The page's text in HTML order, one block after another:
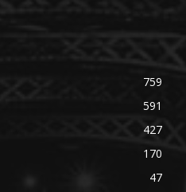
759
591
427
170
47